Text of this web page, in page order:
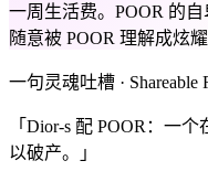
一周生活费。POOR 的
随意被 POOR 理解成炫耀
一句灵魂吐槽 · Shareable
「Dior-s 配 POOR：一
以破产。」